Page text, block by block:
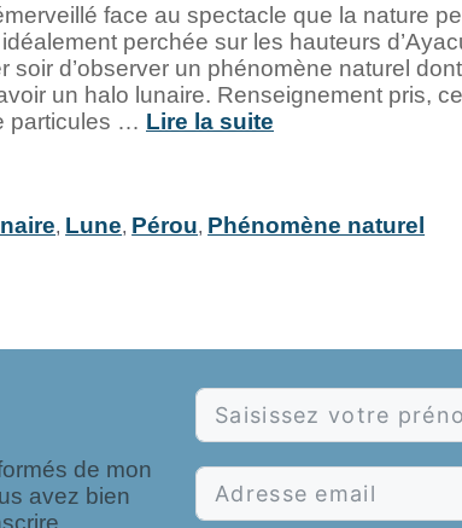
face au spectacle que la nature
perchée sur les hauteurs
soir d’observer un phénomène naturel dont
un halo lunaire. Renseignement pris,
particules … Lire la suite
Lune Pérou Phénomène naturel
de mon
avez bien